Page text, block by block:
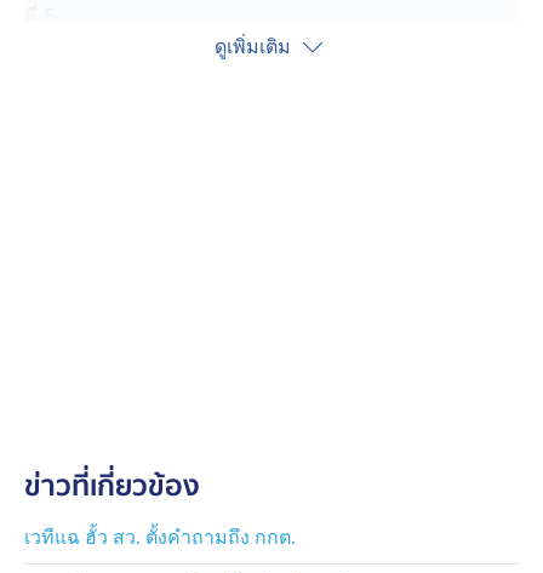
ความปลอดภัยของประชาชน ผู้มีสิทธิเลือกตั้ง และบุคลากร
ที่ 10 สิงหาคม
ดูเพิ่มเติม
ข่าวที่เกี่ยวข้อง
เวทีแฉ ฮั้ว สว. ตั้งคำถามถึง กกต.